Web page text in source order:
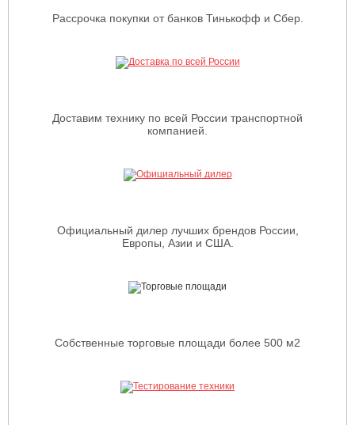
Рассрочка покупки от банков Тинькофф и Сбер.
Доставим технику по всей России транспортной
компанией.
Официальный дилер лучших брендов России,
Европы, Азии и США.
Собственные торговые площади более 500 м2